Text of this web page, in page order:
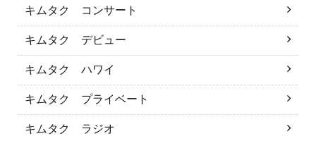
キムタク コンサート
キムタク デビュー
キムタク ハワイ
キムタク プライベート
キムタク ラジオ